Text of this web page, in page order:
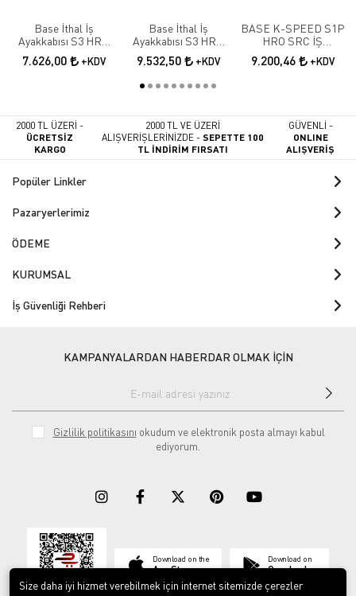
Base İthal İş
Ayakkabısı S3 HRO
SRC B0887N
7.626,00 +KDV
Base İthal İş
Ayakkabısı S3 HRO
SRC B0888
9.532,50 +KDV
BASE K-SPEED S1P
HRO SRC İŞ
AYAKKABISI
9.200,46 +KDV
2000 TL ÜZERİ -
ÜCRETSİZ
KARGO
2000 TL VE ÜZERİ
ALIŞVERİŞLERİNİZDE -SEPETTE 100
TL İNDİRİM FIRSATI
GÜVENLİ -
ONLINE
ALIŞVERİŞ
Popüler Linkler
Pazaryerlerimiz
ÖDEME
KURUMSAL
İş Güvenliği Rehberi
KAMPANYALARDAN HABERDAR OLMAK İÇİN
Gizlilik politikasını okudum ve elektronik posta almayı kabul
ediyorum.
Download on the
App Store
Download on
Google play
Size daha iyi hizmet verebilmek için internet sitemizde çerezler